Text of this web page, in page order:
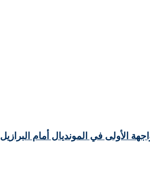
في المونديال أمام البرازيل